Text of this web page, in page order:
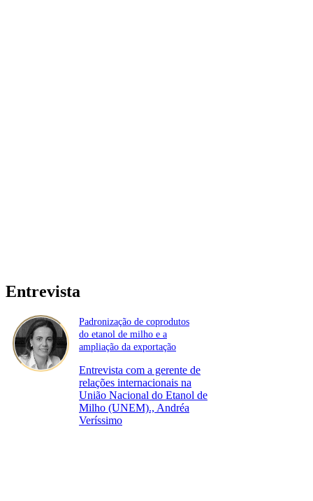
Entrevista
Padronização de coprodutos
do etanol de milho e a
ampliação da exportação
Entrevista com a gerente de
relações internacionais na
União Nacional do Etanol de
Milho (UNEM)., Andréa
Veríssimo